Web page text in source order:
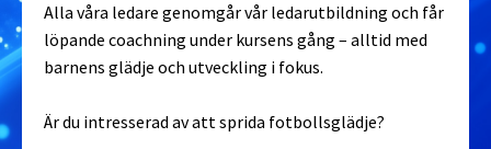
Alla våra ledare genomgår vår ledarutbildning och får
löpande coachning under kursens gång – alltid med
barnens glädje och utveckling i fokus.
Är du intresserad av att sprida fotbollsglädje?